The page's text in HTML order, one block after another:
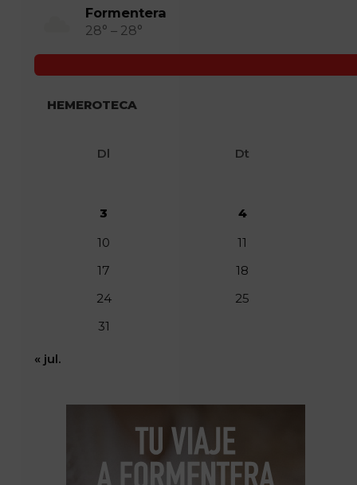
Formentera
28° – 28°
HEMEROTECA
Dl Dt
3
4
10
11
17
18
24
25
31
« jul.